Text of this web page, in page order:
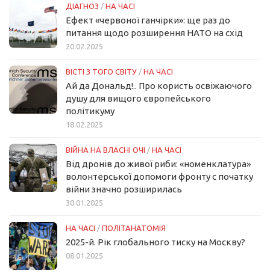
ДІАГНОЗ / НА ЧАСІ
Ефект «червоної ганчірки»: ще раз до
питання щодо розширення НАТО на схід
20.02.2025
ВІСТІ З ТОГО СВІТУ / НА ЧАСІ
Ай да Дональд!.. Про користь освіжаючого
душу для вищого європейського
політикуму
18.02.2025
ВІЙНА НА ВЛАСНІ ОЧІ / НА ЧАСІ
Від дронів до живої риби: «номенклатура»
волонтерської допомоги фронту с початку
війни значно розширилась
30.01.2025
НА ЧАСІ / ПОЛІТАНАТОМІЯ
2025-й. Рік глобального тиску на Москву?
08.01.2025